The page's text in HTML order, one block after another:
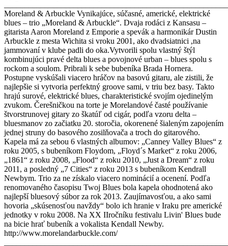
Moreland & Arbuckle Vynikajúce, súčasné, americké, elektrické
blues – trio „Moreland & Arbuckle“. Dvaja rodáci z Kansasu –
gitarista Aaron Moreland z Emporie a spevák a harmonikár Dustin
Arbuckle z mesta Wichita si vroku 2001, ako dvadsiatnici ,na
jammovaní v klube padli do oka.Vytvorili spolu vlastný štýl
kombinujúci pravé delta blues a povojnové urban – blues spolu s
rockom a soulom. Pribrali k sebe bubeníka Brada Hornera.
Postupne vyskúšali viacero hráčov na basovú gitaru, ale zistili, že
najlepšie si vytvoria perfektný groove sami, v triu bez basy. Takto
hrajú surové, elektrické blues, charakteristické svojím ojedinelým
zvukom. Čerešničkou na torte je Morelandové časté používanie
štvorstrunovej gitary zo škatúľ od cigár, podľa vzoru delta –
bluesmanov zo začiatku 20. storočia, okorenené šialeným zapojením
jednej struny do basového zosilňovača a troch do gitarového.
Kapela má za sebou 6 vlastných albumov: „Canney Valley Blues“ z
roku 2005, s bubeníkom Floydom, „Floyd´s Market“ z roku 2006,
„1861“ z roku 2008, „Flood“ z roku 2010, „Just a Dream“ z roku
2011, a posledný „7 Cities“ z roku 2013 s bubeníkom Kendrall
Newbym. Trio za ne získalo viacero nominácií a ocenení. Podľa
renomovaného časopisu Twoj Blues bola kapela ohodnotená ako
najlepší bluesový súbor za rok 2013. Zaujímavosťou, a ako sami
hovoria „skúsenosťou navždy“ bolo ich hranie v Iraku pre americké
jednotky v roku 2008. Na XX IIročníku festivalu Livin' Blues bude
na bicie hrať bubeník a vokalista Kendall Newby.
http://www.morelandarbuckle.com/